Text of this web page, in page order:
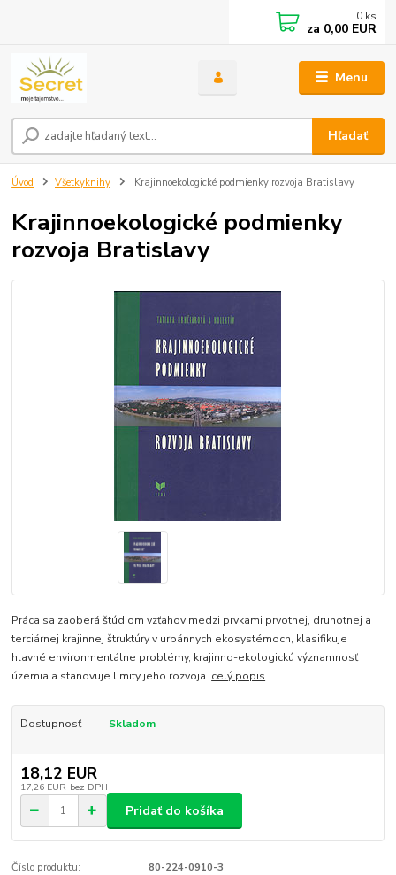
Menu
Hľadať
0 ks
za 0,00 EUR
Úvod Všetkyknihy Krajinnoekologické podmienky rozvoja Bratislavy
Krajinnoekologické podmienky
rozvoja Bratislavy
Práca sa zaoberá štúdiom vzťahov medzi prvkami prvotnej, druhotnej a
terciárnej krajinnej štruktúry v urbánnych ekosystémoch, klasifikuje
hlavné environmentálne problémy, krajinno-ekologickú významnosť
územia a stanovuje limity jeho rozvoja. celý popis
Dostupnosť Skladom
18,12 EUR
17,26 EUR bez DPH
Pridať do košíka
Číslo produktu:
80-224-0910-3